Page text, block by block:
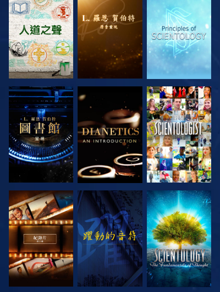
探索系列節目 探索系列節目 探索系列節目
探索系列節目 探索系列節目 觀看
探索系列節目 觀看 探索系列節目